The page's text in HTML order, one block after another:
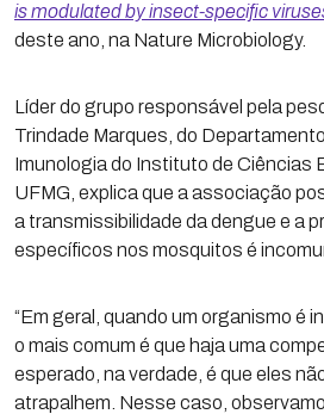
is modulated by insect-specific
deste ano, na Nature Microbiology.
Líder do grupo responsável pela
Trindade Marques, do
Imunologia do Instituto de Ciências
UFMG, explica que a associação
a transmissibilidade da dengue e a
específicos nos mosquitos é
“Em geral, quando um organismo é
o mais comum é que haja uma
esperado, na verdade, é que eles
atrapalhem. Nesse caso,